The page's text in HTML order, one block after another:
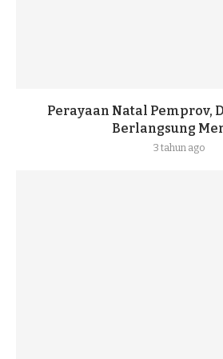
Perayaan Natal Pemprov,
Berlangsung
3 tahun ago